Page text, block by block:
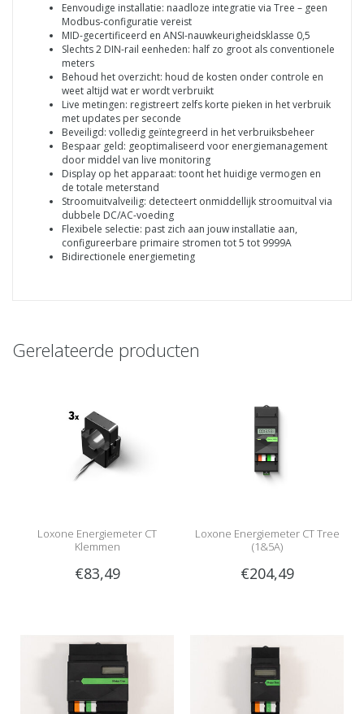
Eenvoudige installatie: naadloze integratie via Tree – geen
Modbus-configuratie vereist
MID-gecertificeerd en ANSI-nauwkeurigheidsklasse 0,5
Slechts 2 DIN-rail eenheden: half zo groot als conventionele
meters
Behoud het overzicht: houd de kosten onder controle en
weet altijd wat er wordt verbruikt
Live metingen: registreert zelfs korte pieken in het verbruik
met updates per seconde
Beveiligd: volledig geïntegreerd in het verbruiksbeheer
Bespaar geld: geoptimaliseerd voor energiemanagement
door middel van live monitoring
Display op het apparaat: toont het huidige vermogen en
de totale meterstand
Stroomuitvalveilig: detecteert onmiddellijk stroomuitval via
dubbele DC/AC-voeding
Flexibele selectie: past zich aan jouw installatie aan,
configureerbare primaire stromen tot 5 tot 9999A
Bidirectionele energiemeting
Gerelateerde producten
Loxone Energiemeter CT
Klemmen
€83,49
Loxone Energiemeter CT Tree
(1&5A)
€204,49